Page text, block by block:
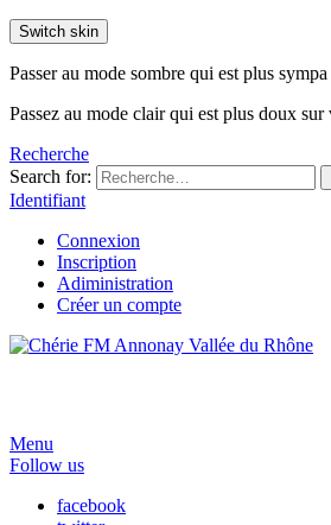
Switch skin
Passer au mode sombre qui est plus
Passez au mode clair qui est plus doux
Recherche
Search for:
Identifiant
Connexion
Inscription
Adiministration
Créer un compte
Menu
Follow us
facebook